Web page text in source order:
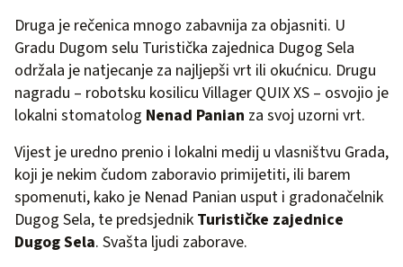
Druga je rečenica mnogo zabavnija za objasniti. U
Gradu Dugom selu Turistička zajednica Dugog Sela
održala je natjecanje za najljepši vrt ili okućnicu. Drugu
nagradu – robotsku kosilicu Villager QUIX XS – osvojio je
lokalni stomatolog Nenad Panian za svoj uzorni vrt.
Vijest je uredno prenio i lokalni medij u vlasništvu Grada,
koji je nekim čudom zaboravio primijetiti, ili barem
spomenuti, kako je Nenad Panian usput i gradonačelnik
Dugog Sela, te predsjednik Turističke zajednice
Dugog Sela. Svašta ljudi zaborave.